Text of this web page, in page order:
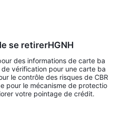
se retirerHGNH
des informations de carte ba
vérification pour une carte ba
le contrôle des risques de CBR
pour le mécanisme de protectio
votre pointage de crédit.